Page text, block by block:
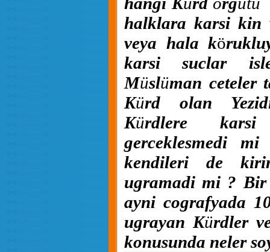
halklara karsi kin
veya hala kö
karsi suclar
Müslüman ceteler
Kürd olan
Kürdlere
gerceklesmedi
kendileri de
ugramadi mi ?
ayni cografyada
ugrayan Kürdler
konusunda neler